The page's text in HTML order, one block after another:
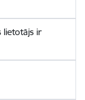
lietotājs ir